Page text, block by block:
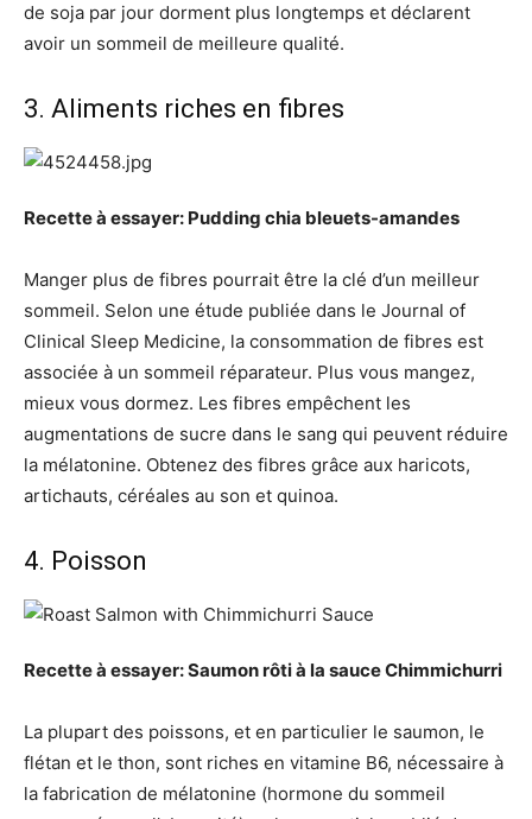
de soja par jour dorment plus longtemps et déclarent
avoir un sommeil de meilleure qualité.
3. Aliments riches en fibres
Recette à essayer: Pudding chia bleuets-amandes
Manger plus de fibres pourrait être la clé d’un meilleur
sommeil. Selon une étude publiée dans le Journal of
Clinical Sleep Medicine, la consommation de fibres est
associée à un sommeil réparateur. Plus vous mangez,
mieux vous dormez. Les fibres empêchent les
augmentations de sucre dans le sang qui peuvent réduire
la mélatonine. Obtenez des fibres grâce aux haricots,
artichauts, céréales au son et quinoa.
4. Poisson
Recette à essayer: Saumon rôti à la sauce Chimmichurri
La plupart des poissons, et en particulier le saumon, le
flétan et le thon, sont riches en vitamine B6, nécessaire à
la fabrication de mélatonine (hormone du sommeil